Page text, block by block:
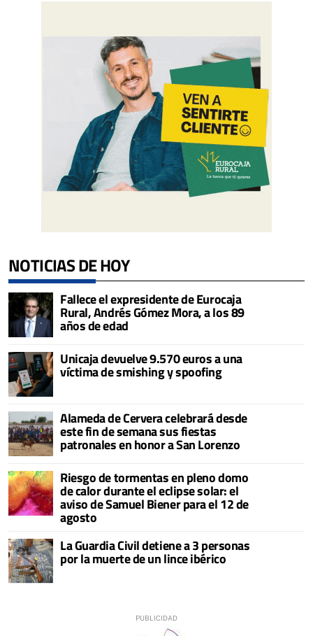
NOTICIAS DE HOY
Fallece el expresidente de Eurocaja
Rural, Andrés Gómez Mora, a los 89
años de edad
Unicaja devuelve 9.570 euros a una
víctima de smishing y spoofing
Alameda de Cervera celebrará desde
este fin de semana sus fiestas
patronales en honor a San Lorenzo
Riesgo de tormentas en pleno domo
de calor durante el eclipse solar: el
aviso de Samuel Biener para el 12 de
agosto
La Guardia Civil detiene a 3 personas
por la muerte de un lince ibérico